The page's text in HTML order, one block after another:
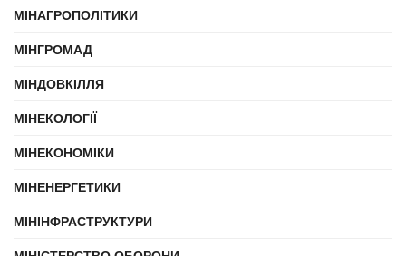
МІНАГРОПОЛІТИКИ
МІНГРОМАД
МІНДОВКІЛЛЯ
МІНЕКОЛОГІЇ
МІНЕКОНОМІКИ
МІНЕНЕРГЕТИКИ
МІНІНФРАСТРУКТУРИ